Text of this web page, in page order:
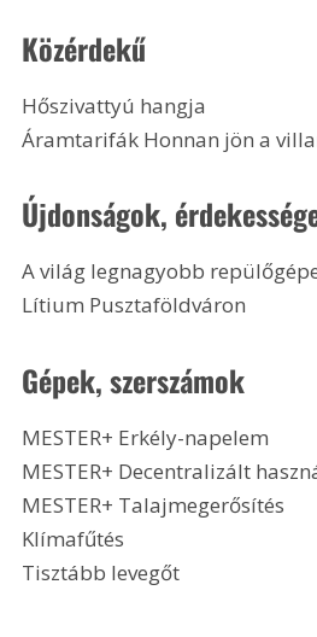
Közérdekű
Hőszivattyú hangja
Áramtarifák Honnan jön a
Újdonságok,
A világ legnagyobb
Lítium Pusztaföldváron
Gépek, szerszámok
MESTER+ Erkély-napelem
MESTER+ Decentralizált
MESTER+ Talajmegerősítés
Klímafűtés
Tisztább levegőt